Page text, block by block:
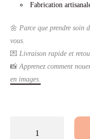
Fabrication
🌼 Parce que prendre soin
vous.
💌 Livraison rapide et
📸 Apprenez comment
en images.